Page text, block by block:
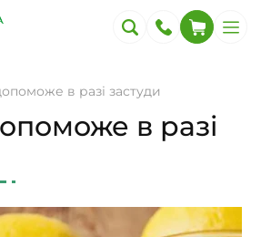
в разі застуди
в разі